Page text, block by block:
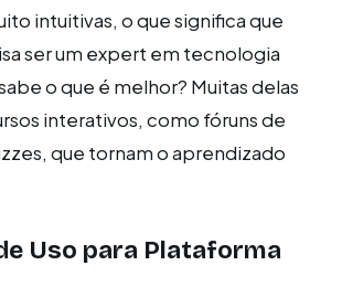
intuitivas, o que significa que
ser um expert em tecnologia
o que é melhor? Muitas delas
interativos, como fóruns de
que tornam o aprendizado
Uso para Plataforma